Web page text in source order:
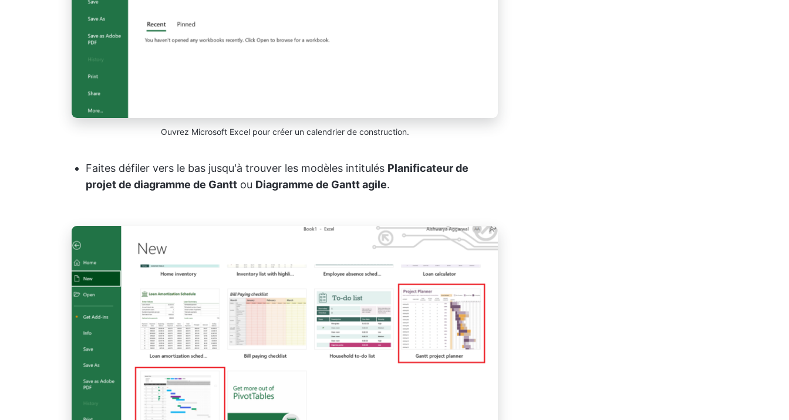
Ouvrez Microsoft Excel pour créer un calendrier de construction.
Faites défiler vers le bas jusqu'à trouver les modèles intitulés Planificateur de
projet de diagramme de Gantt ou Diagramme de Gantt agile.